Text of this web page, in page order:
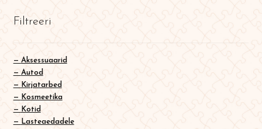
Filtreeri
Aksessuaarid
Autod
Kirjatarbed
Kosmeetika
Kotid
Lasteaedadele